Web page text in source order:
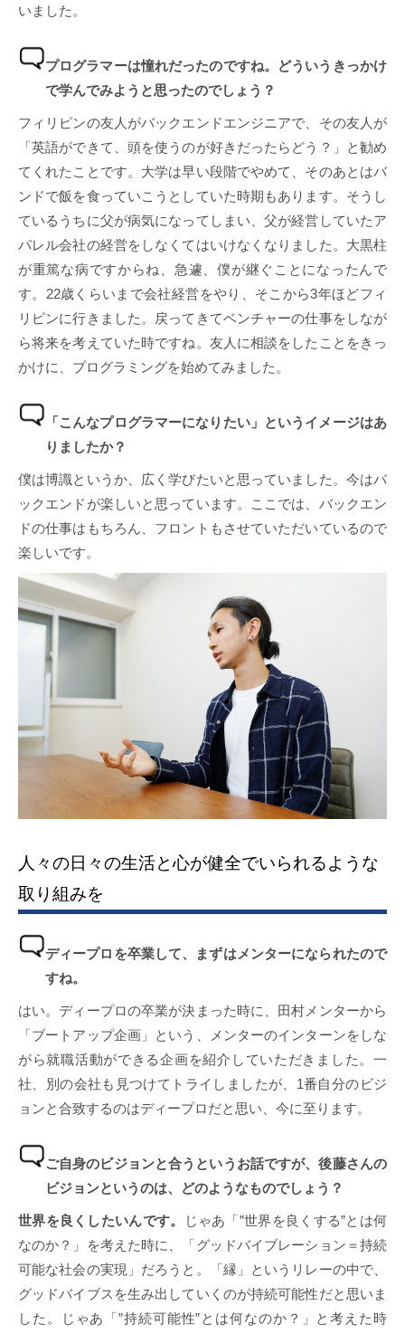
いました。
プログラマーは憧れだったのですね。どういうきっかけ
で学んでみようと思ったのでしょう？
フィリピンの友人がバックエンドエンジニアで、その友人が
「英語ができて、頭を使うのが好きだったらどう？」と勧め
てくれたことです。大学は早い段階でやめて、そのあとはバ
ンドで飯を食っていこうとしていた時期もあります。そうし
ているうちに父が病気になってしまい、父が経営していたア
パレル会社の経営をしなくてはいけなくなりました。大黒柱
が重篤な病ですからね、急遽、僕が継ぐことになったんで
す。22歳くらいまで会社経営をやり、そこから3年ほどフィ
リピンに行きました。戻ってきてベンチャーの仕事をしなが
ら将来を考えていた時ですね。友人に相談をしたことをきっ
かけに、プログラミングを始めてみました。
「こんなプログラマーになりたい」というイメージはあ
りましたか？
僕は博識というか、広く学びたいと思っていました。今はバ
ックエンドが楽しいと思っています。ここでは、バックエン
ドの仕事はもちろん、フロントもさせていただいているので
楽しいです。
人々の日々の生活と心が健全でいられるような
取り組みを
ディープロを卒業して、まずはメンターになられたので
すね。
はい。ディープロの卒業が決まった時に、田村メンターから
「ブートアップ企画」という、メンターのインターンをしな
がら就職活動ができる企画を紹介していただきました。一
社、別の会社も見つけてトライしましたが、1番自分のビジ
ョンと合致するのはディープロだと思い、今に至ります。
ご自身のビジョンと合うというお話ですが、後藤さんの
ビジョンというのは、どのようなものでしょう？
世界を良くしたいんです。
じゃあ「”世界を良くする”とは何
なのか？」を考えた時に、「グッドバイブレーション＝持続
可能な社会の実現」だろうと。「縁」というリレーの中で、
グッドバイブスを生み出していくのが持続可能性だと思いま
した。じゃあ「”持続可能性”とは何なのか？」と考えた時